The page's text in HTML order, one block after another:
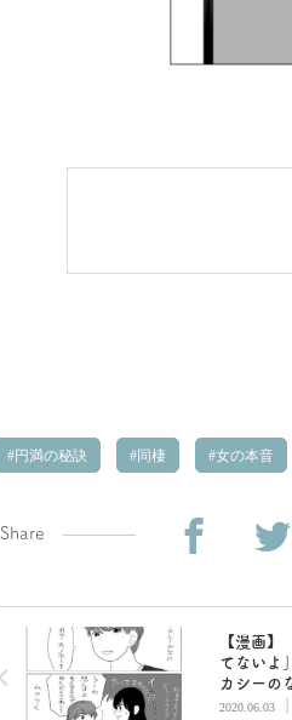
円満の秘訣 同棲 女の本音
Share
【漫画】
てないよ
カシーの
を許して
2020.06.03